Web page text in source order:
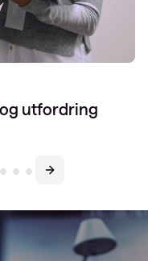
utfordring